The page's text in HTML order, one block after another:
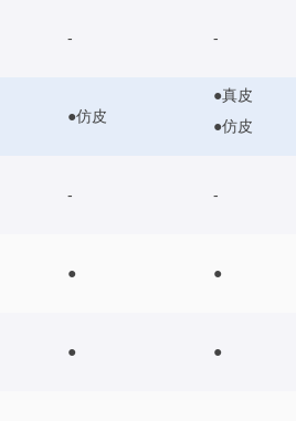
- -
●仿皮
●真皮
●仿皮
- -
● ●
● ●